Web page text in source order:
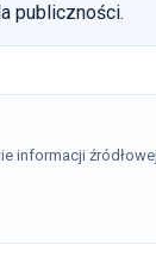
publiczności.
informacji